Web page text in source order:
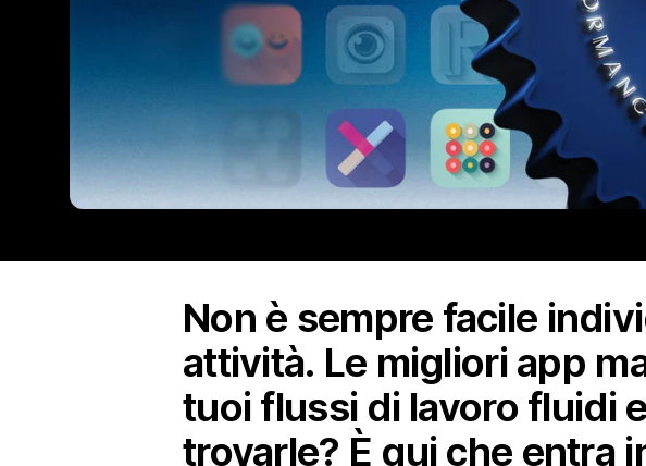
Non è sempre facile
attività. Le migliori app
tuoi flussi di lavoro fluidi
trovarle? È qui che entra